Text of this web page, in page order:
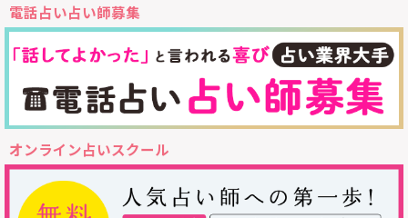
電話占い占い師募集
オンライン占いスクール